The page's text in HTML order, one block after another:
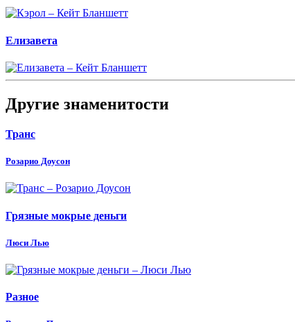
Елизавета
Другие знаменитости
Транс
Розарио Доусон
Грязные мокрые деньги
Люси Лью
Разное